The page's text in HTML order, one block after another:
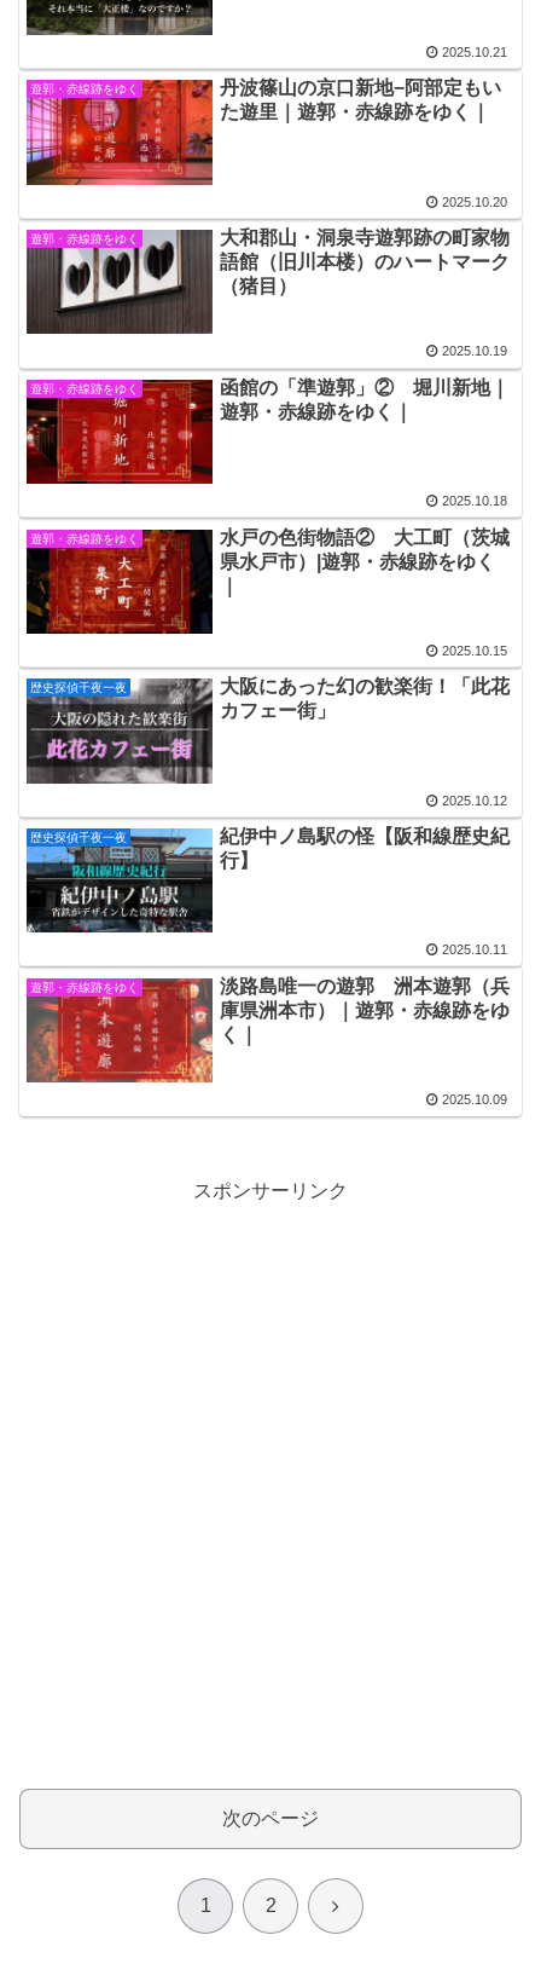
2025.10.21
遊郭・赤線跡をゆく
丹波篠山の京口新地−阿部定もい
た遊里｜遊郭・赤線跡をゆく｜
2025.10.20
遊郭・赤線跡をゆく
大和郡山・洞泉寺遊郭跡の町家物
語館（旧川本楼）のハートマーク
（猪目）
2025.10.19
遊郭・赤線跡をゆく
函館の「準遊郭」② 堀川新地｜
遊郭・赤線跡をゆく｜
2025.10.18
遊郭・赤線跡をゆく
水戸の色街物語② 大工町（茨城
県水戸市）|遊郭・赤線跡をゆく
2025.10.15
歴史探偵千夜一夜
大阪にあった幻の歓楽街！「此花
カフェー街」
2025.10.12
歴史探偵千夜一夜
紀伊中ノ島駅の怪【阪和線歴史紀
行】
2025.10.11
遊郭・赤線跡をゆく
淡路島唯一の遊郭 洲本遊郭（兵
庫県洲本市）｜遊郭・赤線跡をゆ
く｜
2025.10.09
スポンサーリンク
次のページ
1 2 次